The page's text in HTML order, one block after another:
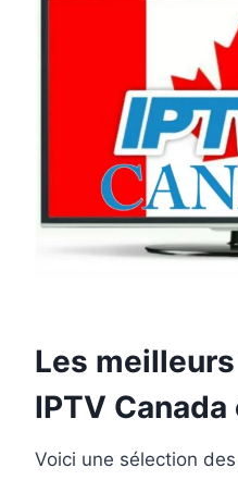
Les
IPTV
Voici une sélection